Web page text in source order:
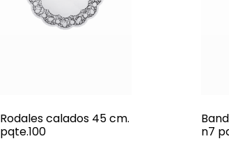
Rodales calados 45 cm.
pqte.100
n7